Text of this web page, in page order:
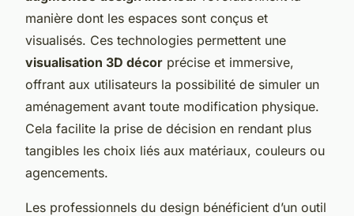
manière dont les espaces sont conçus et
visualisés. Ces technologies permettent une
visualisation 3D décor précise et immersive,
offrant aux utilisateurs la possibilité de simuler un
aménagement avant toute modification physique.
Cela facilite la prise de décision en rendant plus
tangibles les choix liés aux matériaux, couleurs ou
agencements.
Les professionnels du design bénéficient d’un outil